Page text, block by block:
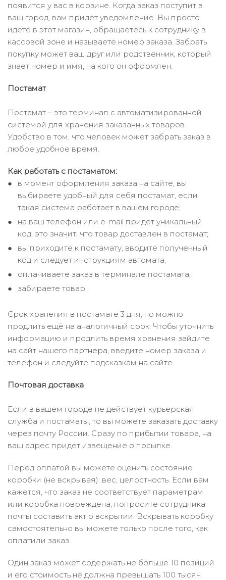
появится у вас в корзине. Когда заказ поступит в
ваш город, вам придёт уведомление. Вы просто
идёте в этот магазин, обращаетесь к сотруднику в
кассовой зоне и называете номер заказа. Забрать
покупку может ваш друг или родственник, который
знает номер и имя, на кого он оформлен.
Постамат
Постамат – это терминал с автоматизированной
системой для хранения заказанных товаров.
Удобство в том, что человек может забрать заказ в
любое удобное время.
Как работать с постаматом:
в момент оформления заказа на сайте, вы
выбираете удобный для себя постамат, если
такая система работает в вашем городе;
на ваш телефон или e-mail придет уникальный
код, это значит, что товар доставлен в постамат;
вы приходите к постамату, вводите полученный
код и следует инструкциям автомата;
оплачиваете заказ в терминале постамата;
забираете товар.
Срок хранения в постамате 3 дня, но можно
продлить ещё на аналогичный срок. Чтобы уточнить
информацию и продлить время хранения зайдите
на сайт нашего партнера, введите номер заказа и
телефон и следуйте подсказкам на сайте.
Почтовая доставка
Если в вашем городе не действует курьерская
служба и постаматы, то вы можете заказать доставку
через почту России. Сразу по прибытии товара, на
ваш адрес придет извещение о посылке.
Перед оплатой вы можете оценить состояние
коробки (не вскрывая): вес, целостность. Если вам
кажется, что заказ не соответствует параметрам
или коробка повреждена, попросите сотрудника
почты составить акт о вскрытии. Вскрывать коробку
самостоятельно вы можете только после того, как
оплатили заказ.
Один заказ может содержать не больше 10 позиций
и его стоимость не должна превышать 100 тысяч